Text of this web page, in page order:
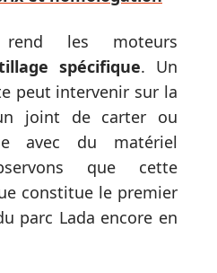
rend les moteurs
spécifique. Un
peut intervenir sur la
joint de carter ou
avec du matériel
que cette
constitue le premier
parc Lada encore en